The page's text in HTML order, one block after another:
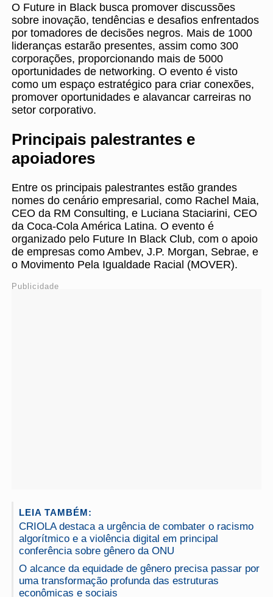
O Future in Black busca promover discussões
sobre inovação, tendências e desafios enfrentados
por tomadores de decisões negros. Mais de 1000
lideranças estarão presentes, assim como 300
corporações, proporcionando mais de 5000
oportunidades de networking. O evento é visto
como um espaço estratégico para criar conexões,
promover oportunidades e alavancar carreiras no
setor corporativo.
Principais palestrantes e
apoiadores
Entre os principais palestrantes estão grandes
nomes do cenário empresarial, como Rachel Maia,
CEO da RM Consulting, e Luciana Staciarini, CEO
da Coca-Cola América Latina. O evento é
organizado pelo Future In Black Club, com o apoio
de empresas como Ambev, J.P. Morgan, Sebrae, e
o Movimento Pela Igualdade Racial (MOVER).
Publicidade
LEIA TAMBÉM:
CRIOLA destaca a urgência de combater o racismo
algorítmico e a violência digital em principal
conferência sobre gênero da ONU
O alcance da equidade de gênero precisa passar por
uma transformação profunda das estruturas
econômicas e sociais